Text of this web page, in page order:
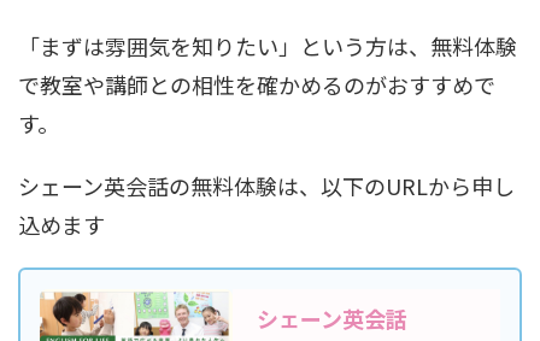
「まずは雰囲気を知りたい」という方は、無料体験
で教室や講師との相性を確かめるのがおすすめで
す。
シェーン英会話の無料体験は、以下のURLから申し
込めます
シェーン英会話